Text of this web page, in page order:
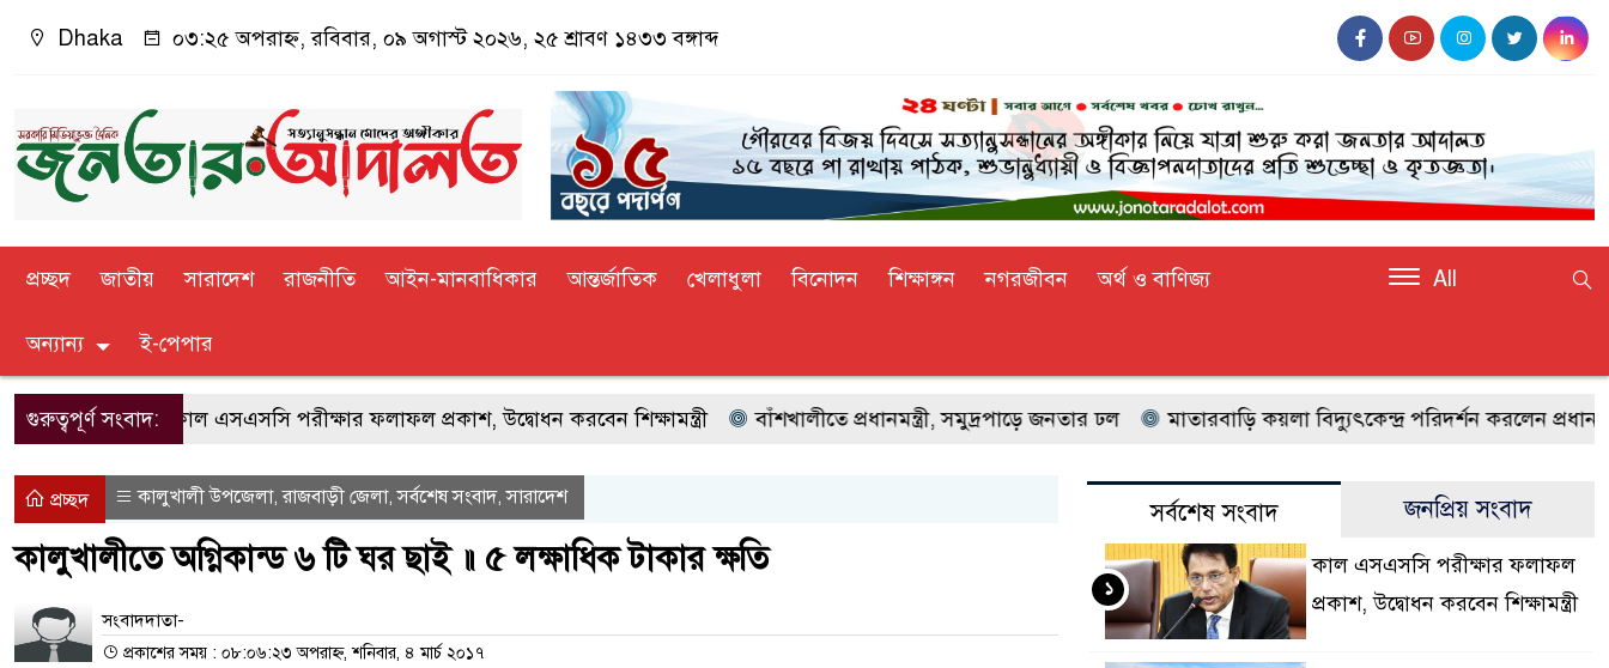
Dhaka ০৩:২৫ অপরাহ্ন, রবিবার, ০৯ অগাস্ট ২০২৬, ২৫ শ্রাবণ ১৪৩৩ বঙ্গাব্দ
প্রচ্ছদ জাতীয় সারাদেশ রাজনীতি আইন-মানবাধিকার আন্তর্জাতিক খেলাধুলা বিনোদন শিক্ষাঙ্গন নগরজীবন অর্থ ও বাণিজ্য
অন্যান্য ই-পেপার
All
গুরুত্বপূর্ণ সংবাদ:কাল এসএসসি পরীক্ষার ফলাফল প্রকাশ, উদ্বোধন করবেন শিক্ষামন্ত্রী বাঁশখালীতে প্রধানমন্ত্রী, সমুদ্রপাড়ে জনতার ঢল মাতারবাড়ি কয়লা বিদ্যুৎকেন্দ্র পরিদর্শন করলেন প্রধানমন্ত্রী
প্রচ্ছদ কালুখালী উপজেলা,রাজবাড়ী জেলা,সর্বশেষ সংবাদ,সারাদেশ
কালুখালীতে অগ্নিকান্ড ৬ টি ঘর ছাই ॥ ৫ লক্ষাধিক টাকার ক্ষতি
সংবাদদাতা-
প্রকাশের সময় : ০৮:০৬:২৩ অপরাহ্ন, শনিবার, ৪ মার্চ ২০১৭
সর্বশেষ সংবাদ জনপ্রিয় সংবাদ
কাল এসএসসি পরীক্ষার ফলাফল
প্রকাশ, উদ্বোধন করবেন শিক্ষামন্ত্রী
১